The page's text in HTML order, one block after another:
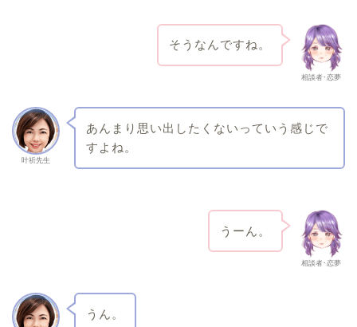
相談者･恋夢
そうなんですね。
叶祈先生
あんまり思い出したくないっていう感じで
すよね。
相談者･恋夢
うーん。
うん。